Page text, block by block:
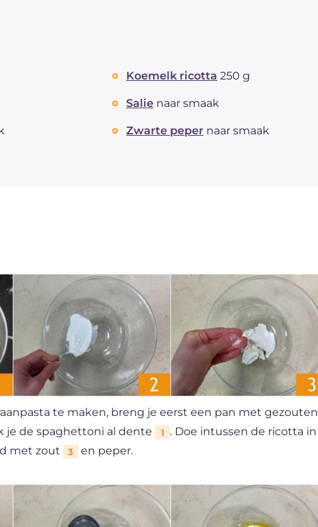
Koemelk ricotta 250 g
Salie naar smaak
Zwarte peper naar smaak
te maken, breng je eerst een pan met gezouten
je de spaghettoni al dente
1
. Doe intussen de ricotta in
met zout 3 en peper.